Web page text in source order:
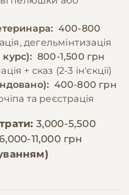
400-800
дегельмінтизація
800-1,500 грн
+ сказ (2-3 ін'єкції)
400-800 грн
та реєстрація
3,000-5,500
11,000 грн